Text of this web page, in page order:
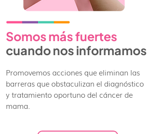
Somos más fuertes
cuando nos informamos
Promovemos acciones que eliminan las
barreras que obstaculizan el diagnóstico
y tratamiento oportuno del cáncer de
mama.